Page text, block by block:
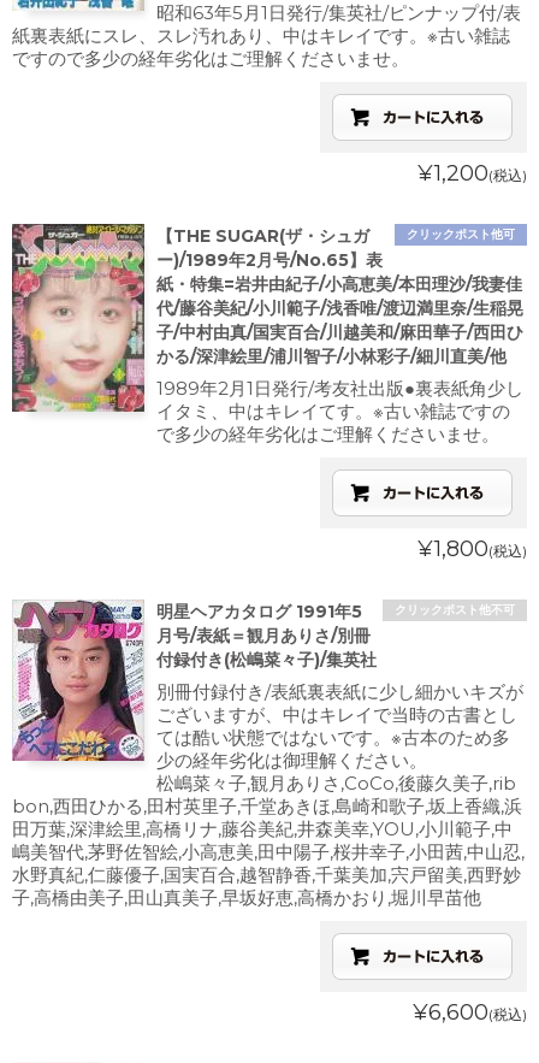
昭和63年5月1日発行/集英社/ピンナップ付/表
紙裏表紙にスレ、スレ汚れあり、中はキレイです。※古い雑誌
ですので多少の経年劣化はご理解くださいませ。
¥1,200(税込)
クリックポスト他可
【THE SUGAR(ザ・シュガ
ー)/1989年2月号/No.65】表
紙・特集=岩井由紀子/小高恵美/本田理沙/我妻佳
代/藤谷美紀/小川範子/浅香唯/渡辺満里奈/生稲晃
子/中村由真/国実百合/川越美和/麻田華子/西田ひ
かる/深津絵里/浦川智子/小林彩子/細川直美/他
1989年2月1日発行/考友社出版●裏表紙角少し
イタミ、中はキレイてす。※古い雑誌ですの
で多少の経年劣化はご理解くださいませ。
¥1,800(税込)
クリックポスト他不可
明星ヘアカタログ 1991年5
月号/表紙＝観月ありさ/別冊
付録付き(松嶋菜々子)/集英社
別冊付録付き/表紙裏表紙に少し細かいキズが
ございますが、中はキレイで当時の古書とし
ては酷い状態ではないです。※古本のため多
少の経年劣化は御理解ください。
松嶋菜々子,観月ありさ,CoCo,後藤久美子,rib
bon,西田ひかる,田村英里子,千堂あきほ,島崎和歌子,坂上香織,浜
田万葉,深津絵里,高橋リナ,藤谷美紀,井森美幸,YOU,小川範子,中
嶋美智代,茅野佐智絵,小高恵美,田中陽子,桜井幸子,小田茜,中山忍,
水野真紀,仁藤優子,国実百合,越智静香,千葉美加,宍戸留美,西野妙
子,高橋由美子,田山真美子,早坂好恵,高橋かおり,堀川早苗他
¥6,600(税込)